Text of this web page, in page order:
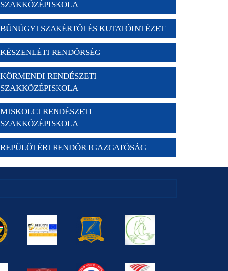
SZAKKÖZÉPISKOLA
BŰNÜGYI SZAKÉRTŐI ÉS KUTATÓINTÉZET
KÉSZENLÉTI RENDŐRSÉG
KÖRMENDI RENDÉSZETI
SZAKKÖZÉPISKOLA
MISKOLCI RENDÉSZETI
SZAKKÖZÉPISKOLA
REPÜLŐTÉRI RENDŐR IGAZGATÓSÁG